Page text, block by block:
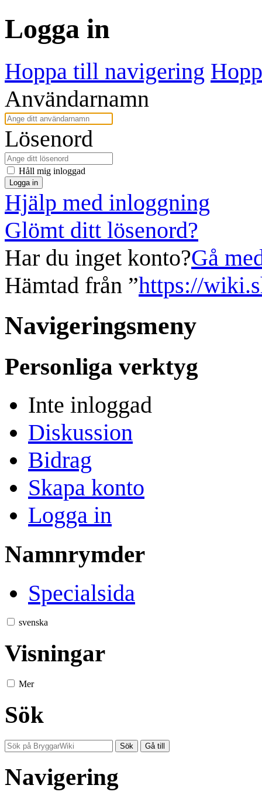
Logga in
Hoppa till navigering
Användarnamn
Lösenord
Håll mig inloggad
Logga in
Hjälp med inloggning
Glömt ditt lösenord?
Har du inget konto?Gå
Hämtad från ”https://
Navigeringsmeny
Personliga verktyg
Inte inloggad
Diskussion
Bidrag
Skapa konto
Logga in
Namnrymder
Specialsida
svenska
Visningar
Mer
Sök
Navigering